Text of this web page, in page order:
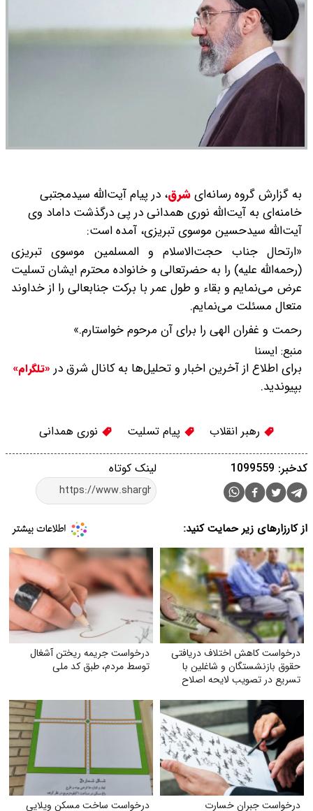
به گزارش گروه رسانه‌ایشرق، در پیام آیت‌الله سیدمجتبی
خامنه‌ای به آیت‌الله نوری همدانی در پی درگذشت داماد وی
آیت‌الله سیدحسین موسوی تبریزی، آمده است:
«ارتحال جناب حجت‌الاسلام و المسلمین موسوی تبریزی
(رحمه‌الله علیه) را به حضرتعالی و خانواده محترم ایشان تسلیت
عرض می‌نمایم و بقاء و طول عمر با برکت جنابعالی را از خداوند
متعال مسئلت می‌نمایم.
رحمت و غفران الهی را برای آن مرحوم خواستارم.»
منبع: ایسنا
برای اطلاع از آخرین اخبار و تحلیل‌ها به کانال شرق در «تلگرام»
بپیوندید.
رهبر انقلاب پیام تسلیت نوری همدانی
لینک کوتاه کدخبر: 1099559
از کارزارهای زیر حمایت کنید:
درخواست کاهش اختلاف دریافتی
حقوق بازنشستگان و شاغلین با
تسریع در تصویب لایحه اصلاح
درخواست جریمه ریختن آشغال
توسط مردم، طبق کد ملی
درخواست جبران خسارت درخواست ساخت مسکن ویلایی